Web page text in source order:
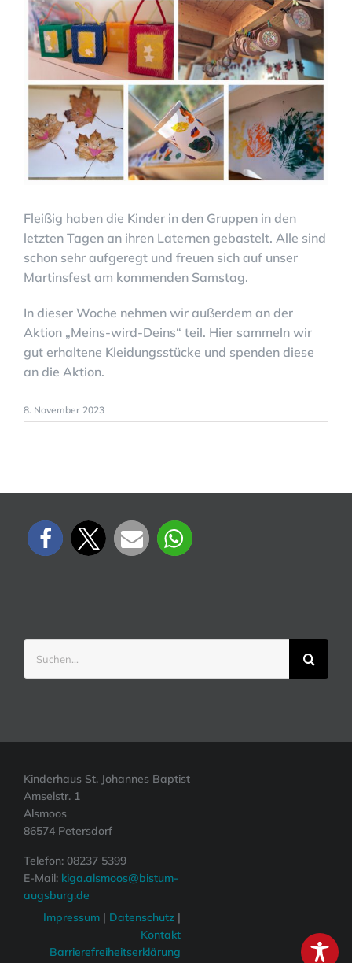
Fleißig haben die Kinder in den Gruppen in den
letzten Tagen an ihren Laternen gebastelt. Alle sind
schon sehr aufgeregt und freuen sich auf unser
Martinsfest am kommenden Samstag.
In dieser Woche nehmen wir außerdem an der
Aktion „Meins-wird-Deins“ teil. Hier sammeln wir
gut erhaltene Kleidungsstücke und spenden diese
an die Aktion.
8. November 2023
nach:
Kinderhaus St. Johannes Baptist
Amselstr. 1
Alsmoos
86574 Petersdorf
Telefon: 08237 5399
E-Mail: kiga.alsmoos@bistum-
augsburg.de
Impressum | Datenschutz |
Kontakt
Barrierefreiheitserklärung